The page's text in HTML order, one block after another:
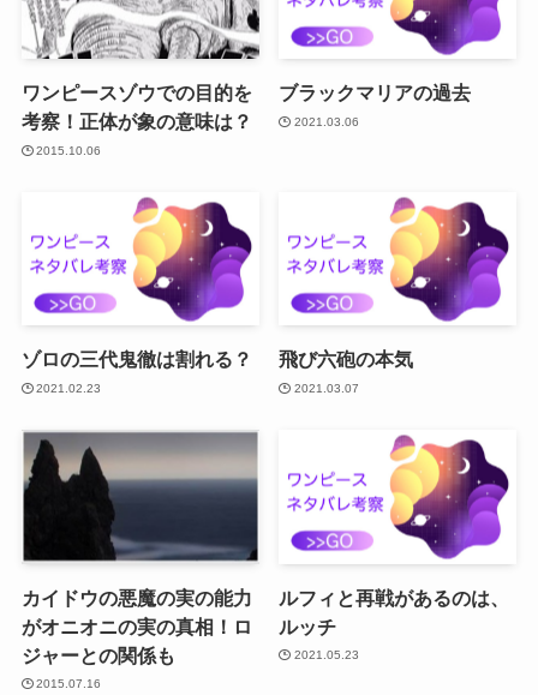
ワンピースゾウでの目的を
考察！正体が象の意味は？
2015.10.06
ブラックマリアの過去
2021.03.06
ゾロの三代鬼徹は割れる？
2021.02.23
飛び六砲の本気
2021.03.07
カイドウの悪魔の実の能力
がオニオニの実の真相！ロ
ジャーとの関係も
2015.07.16
ルフィと再戦があるのは、
ルッチ
2021.05.23